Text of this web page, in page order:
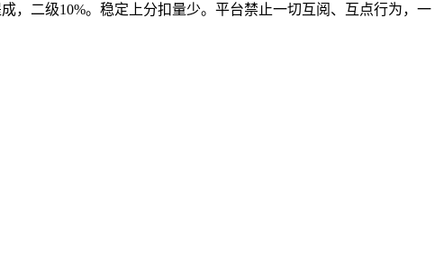
，二级10%。稳定上分扣量少。平台禁止一切互阅、互点行为，一